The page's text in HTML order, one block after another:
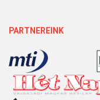
PARTNEREINK